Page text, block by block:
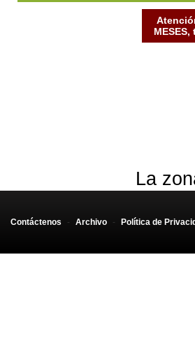
La
Contáctenos - Archivo - Política de